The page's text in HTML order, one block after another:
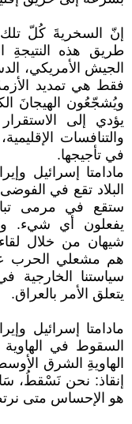
إنّ السخريةَ كُلّ
طريق هذه النتيجةِ
الجيش الأمريكي،
فقط هي تمديد
ويُشجّعُون الهيجانَ
يؤدي إلى الاستقرار
والتنافسات
في تأجيجها.
مادامتا إسرائيل
البلاد تقع في
ستقع في مرمى
يفعلون أي شيء.
شيهان من خلال
هم مشعلي الحرب
سياستنا الخارجية
يتعلق الأمر بالعراق.
مادامتا إسرائيل
السقوط في
الهاويةِ الشرق
إنقاذ: نحن نَسْقطُ،
هو الإحساس متى